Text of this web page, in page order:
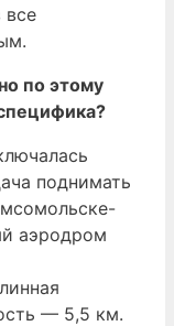
все
по этому
поднимать
аэродром
— 5,5 км.